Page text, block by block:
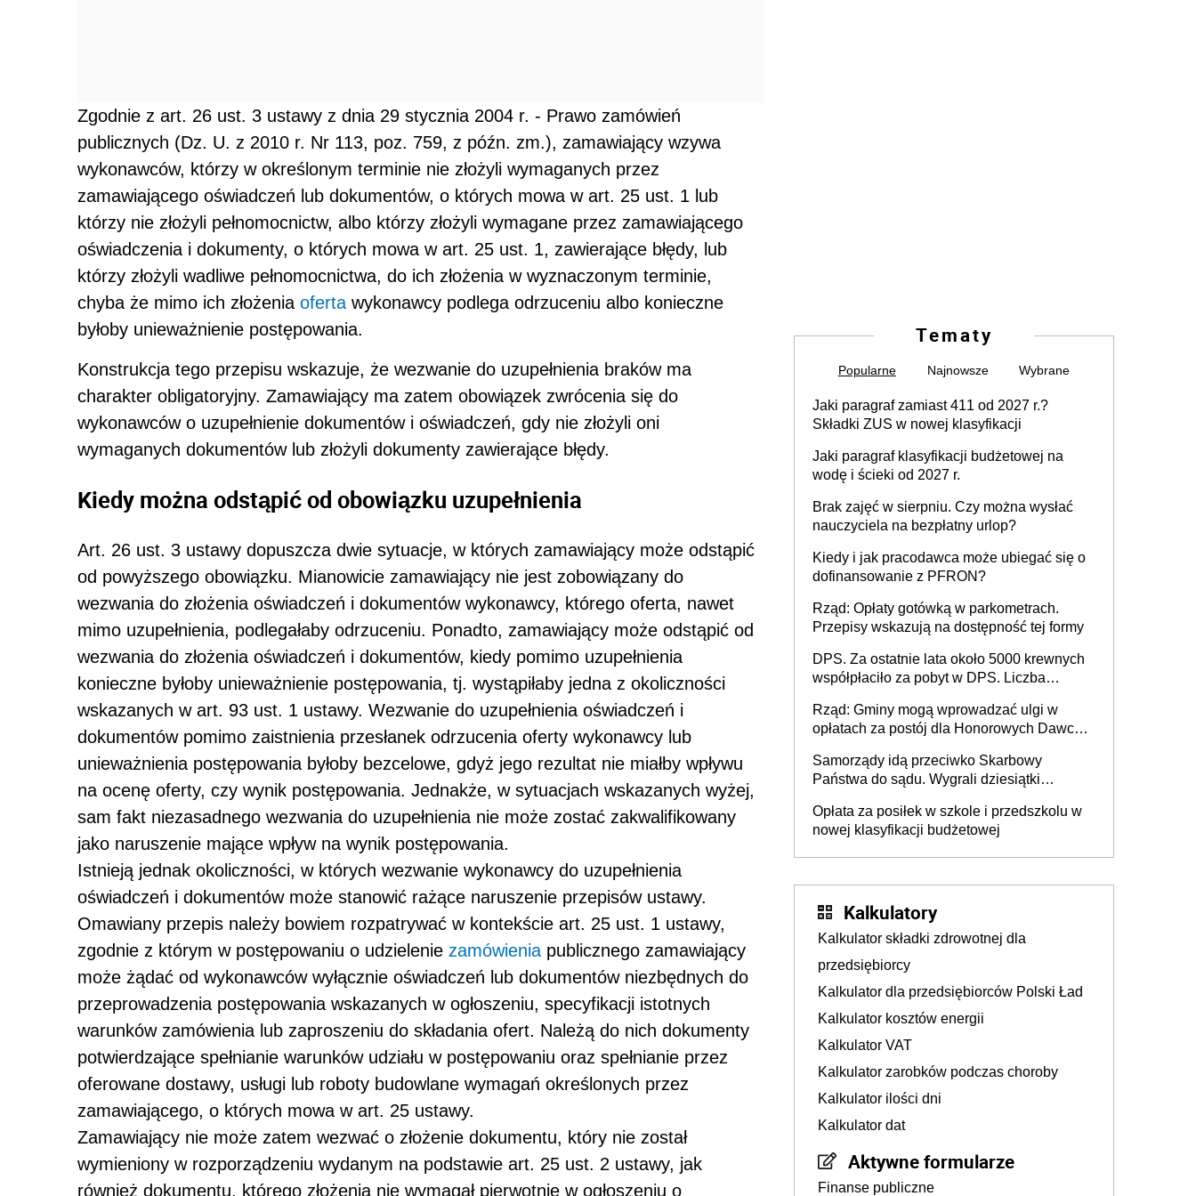
Zgodnie z art. 26 ust. 3 ustawy z dnia 29 stycznia 2004 r. - Prawo zamówień
publicznych (Dz. U. z 2010 r. Nr 113, poz. 759, z późn. zm.), zamawiający wzywa
wykonawców, którzy w określonym terminie nie złożyli wymaganych przez
zamawiającego oświadczeń lub dokumentów, o których mowa w art. 25 ust. 1 lub
którzy nie złożyli pełnomocnictw, albo którzy złożyli wymagane przez zamawiającego
oświadczenia i dokumenty, o których mowa w art. 25 ust. 1, zawierające błędy, lub
którzy złożyli wadliwe pełnomocnictwa, do ich złożenia w wyznaczonym terminie,
chyba że mimo ich złożenia oferta wykonawcy podlega odrzuceniu albo konieczne
byłoby unieważnienie postępowania.
Konstrukcja tego przepisu wskazuje, że wezwanie do uzupełnienia braków ma
charakter obligatoryjny. Zamawiający ma zatem obowiązek zwrócenia się do
wykonawców o uzupełnienie dokumentów i oświadczeń, gdy nie złożyli oni
wymaganych dokumentów lub złożyli dokumenty zawierające błędy.
Kiedy można odstąpić od obowiązku uzupełnienia
Art. 26 ust. 3 ustawy dopuszcza dwie sytuacje, w których zamawiający może odstąpić
od powyższego obowiązku. Mianowicie zamawiający nie jest zobowiązany do
wezwania do złożenia oświadczeń i dokumentów wykonawcy, którego oferta, nawet
mimo uzupełnienia, podlegałaby odrzuceniu. Ponadto, zamawiający może odstąpić od
wezwania do złożenia oświadczeń i dokumentów, kiedy pomimo uzupełnienia
konieczne byłoby unieważnienie postępowania, tj. wystąpiłaby jedna z okoliczności
wskazanych w art. 93 ust. 1 ustawy. Wezwanie do uzupełnienia oświadczeń i
dokumentów pomimo zaistnienia przesłanek odrzucenia oferty wykonawcy lub
unieważnienia postępowania byłoby bezcelowe, gdyż jego rezultat nie miałby wpływu
na ocenę oferty, czy wynik postępowania. Jednakże, w sytuacjach wskazanych wyżej,
sam fakt niezasadnego wezwania do uzupełnienia nie może zostać zakwalifikowany
jako naruszenie mające wpływ na wynik postępowania.
Istnieją jednak okoliczności, w których wezwanie wykonawcy do uzupełnienia
oświadczeń i dokumentów może stanowić rażące naruszenie przepisów ustawy.
Omawiany przepis należy bowiem rozpatrywać w kontekście art. 25 ust. 1 ustawy,
zgodnie z którym w postępowaniu o udzielenie zamówienia publicznego zamawiający
może żądać od wykonawców wyłącznie oświadczeń lub dokumentów niezbędnych do
przeprowadzenia postępowania wskazanych w ogłoszeniu, specyfikacji istotnych
warunków zamówienia lub zaproszeniu do składania ofert. Należą do nich dokumenty
potwierdzające spełnianie warunków udziału w postępowaniu oraz spełnianie przez
oferowane dostawy, usługi lub roboty budowlane wymagań określonych przez
zamawiającego, o których mowa w art. 25 ustawy.
Zamawiający nie może zatem wezwać o złożenie dokumentu, który nie został
wymieniony w rozporządzeniu wydanym na podstawie art. 25 ust. 2 ustawy, jak
również dokumentu, którego złożenia nie wymagał pierwotnie w ogłoszeniu o
Tematy
Popularne Najnowsze Wybrane
Jaki paragraf zamiast 411 od 2027 r.?
Składki ZUS w nowej klasyfikacji
Jaki paragraf klasyfikacji budżetowej na
wodę i ścieki od 2027 r.
Brak zajęć w sierpniu. Czy można wysłać
nauczyciela na bezpłatny urlop?
Kiedy i jak pracodawca może ubiegać się o
dofinansowanie z PFRON?
Rząd: Opłaty gotówką w parkometrach.
Przepisy wskazują na dostępność tej formy
DPS. Za ostatnie lata około 5000 krewnych
współpłaciło za pobyt w DPS. Liczba
Rząd: Gminy mogą wprowadzać ulgi w
opłatach za postój dla Honorowych Dawców
Samorządy idą przeciwko Skarbowy
Państwa do sądu. Wygrali dziesiątki
Opłata za posiłek w szkole i przedszkolu w
nowej klasyfikacji budżetowej
Kalkulatory
Kalkulator składki zdrowotnej dla
przedsiębiorcy
Kalkulator dla przedsiębiorców Polski Ład
Kalkulator kosztów energii
Kalkulator VAT
Kalkulator zarobków podczas choroby
Kalkulator ilości dni
Kalkulator dat
Aktywne formularze
Finanse publiczne